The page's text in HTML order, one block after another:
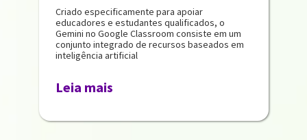
Criado especificamente para apoiar
educadores e estudantes qualificados, o
Gemini no Google Classroom consiste em um
conjunto integrado de recursos baseados em
inteligência artificial
Leia mais